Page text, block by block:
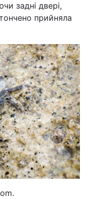
задні двері,
прийняла